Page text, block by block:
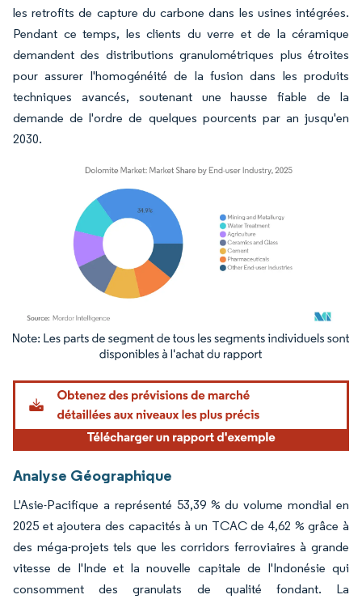
les retrofits de capture du carbone dans les usines intégrées.
Pendant ce temps, les clients du verre et de la céramique
demandent des distributions granulométriques plus étroites
pour assurer l'homogénéité de la fusion dans les produits
techniques avancés, soutenant une hausse fiable de la
demande de l'ordre de quelques pourcents par an jusqu'en
2030.
Image © Mordor Intelligence. La réutilisation nécessite une attribution sous CC BY
Analyse Géographique
L'Asie-Pacifique a représenté 53,39 % du volume mondial en
2025 et ajoutera des capacités à un TCAC de 4,62 % grâce à
des méga-projets tels que les corridors ferroviaires à grande
vitesse de l'Inde et la nouvelle capitale de l'Indonésie qui
consomment des granulats de qualité fondant. La